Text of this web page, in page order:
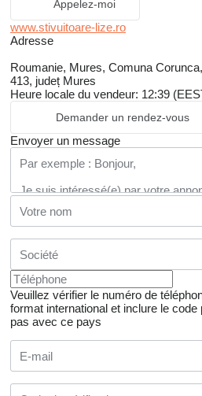
Appelez-moi
www.stivuitoare-lize.ro
Adresse
Roumanie, Mures, Comuna
413, județ Mures
Heure locale du vendeur: 12:39
Demander un rendez-vous
Envoyer un message
Veuillez vérifier le numéro de
format international et inclure le code
pas avec ce pays